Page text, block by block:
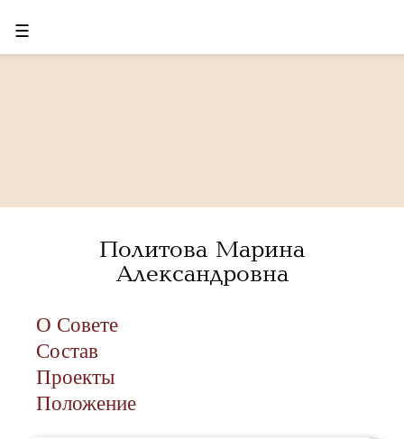
☰
Политова Марина
Александровна
О Совете
Состав
Проекты
Положение